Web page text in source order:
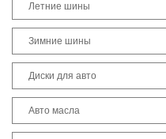
Летние шины
Зимние шины
Диски для авто
Авто масла